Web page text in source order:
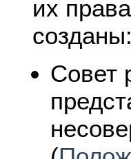
их
созданы:
Совет